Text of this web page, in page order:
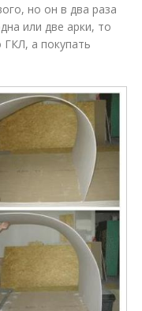
но он в два раза
или две арки, то
а покупать